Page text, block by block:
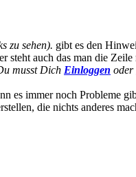
zu sehen). gibt es den
steht auch das man die Zeile
musst Dich Einloggen oder
es immer noch Probleme
die nichts anderes